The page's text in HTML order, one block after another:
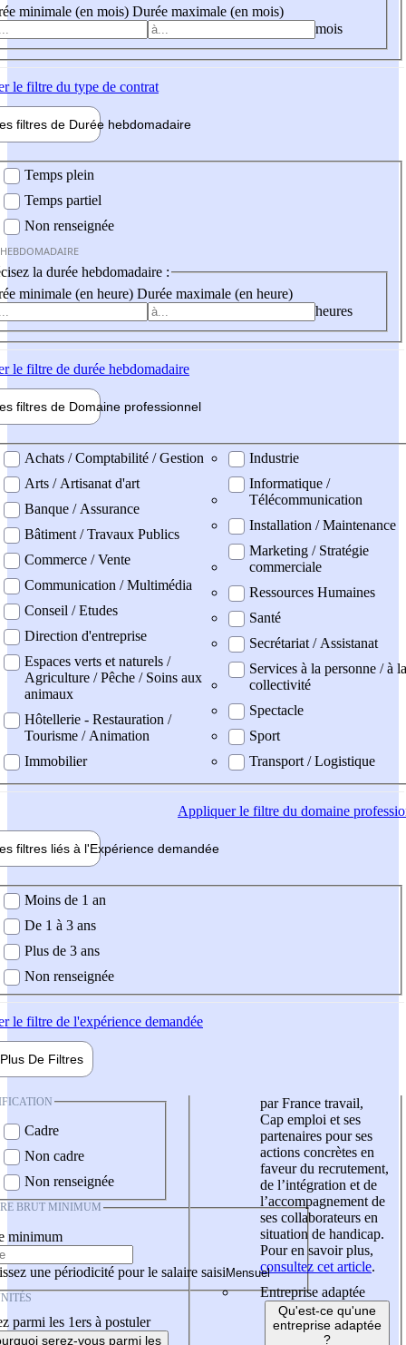
minimale (en mois) Durée maximale (en mois)
mois
le filtre du type de contrat
filtres de Durée hebdomadaire
Temps plein
Temps partiel
Non renseignée
la durée hebdomadaire :
minimale (en heure) Durée maximale (en heure)
heures
le filtre de durée hebdomadaire
filtres de Domaine professionnel
professionel
Achats / Comptabilité / Gestion
Arts / Artisanat d'art
Banque / Assurance
Bâtiment / Travaux Publics
Commerce / Vente
Communication / Multimédia
Conseil / Etudes
Direction d'entreprise
Espaces verts et naturels /
Agriculture / Pêche / Soins aux
animaux
Hôtellerie - Restauration /
Tourisme / Animation
Immobilier
Industrie
Informatique /
Télécommunication
Installation / Maintenance
Marketing / Stratégie
commerciale
Ressources Humaines
Santé
Secrétariat / Assistanat
Services à la personne / à la
collectivité
Spectacle
Sport
Transport / Logistique
Appliquerle filtre du domaine
filtres liés à l'Expérience demandée
demandée
Moins de 1 an
De 1 à 3 ans
Plus de 3 ans
Non renseignée
le filtre de l'expérience demandée
Plus De Filtres
Cadre
Non cadre
Non renseignée
BRUT MINIMUM
minimum
une périodicité pour le salaire saisi
parmi les 1ers à postuler
serez-vous parmi les
par France travail,
Cap emploi et ses
partenaires pour ses
actions concrètes en
faveur du recrutement,
de l’intégration et de
l’accompagnement de
ses collaborateurs en
situation de handicap.
Pour en savoir plus,
consultez cet article.
Entreprise adaptée
Qu'est-ce qu'une
entreprise adaptée
?